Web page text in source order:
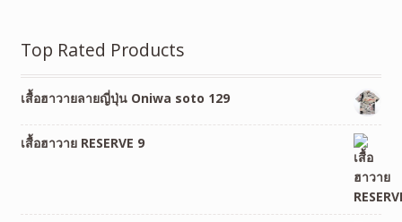
Top Rated Products
เสื้อฮาวายลายญี่ปุ่น Oniwa soto 129
เสื้อฮาวาย RESERVE 9